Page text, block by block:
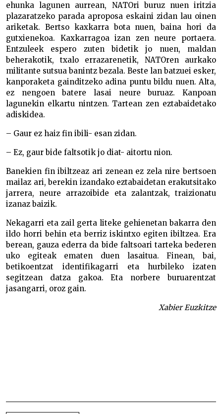
ehunka lagunen aurrean, NATOri buruz nuen iritzia
plazaratzeko parada aproposa eskaini zidan lau oinen
ariketak. Bertso kaxkarra bota nuen, baina hori da
gutxienekoa. Kaxkarragoa izan zen neure portaera.
Entzuleek espero zuten bidetik jo nuen, maldan
beherakotik, txalo errazarenetik, NATOren aurkako
militante sutsua banintz bezala. Beste lan batzuei esker,
kanporaketa gainditzeko adina puntu bildu nuen. Alta,
ez nengoen batere lasai neure buruaz. Kanpoan
lagunekin elkartu nintzen. Tartean zen eztabaidetako
adiskidea.
– Gaur ez haiz fin ibili- esan zidan.
– Ez, gaur bide faltsotik jo diat- aitortu nion.
Banekien fin ibiltzeaz ari zenean ez zela nire bertsoen
mailaz ari, berekin izandako eztabaidetan erakutsitako
jarrera, neure arrazoibide eta zalantzak, traizionatu
izanaz baizik.
Nekagarri eta zail gerta liteke gehienetan bakarra den
ildo horri behin eta berriz iskintxo egiten ibiltzea. Era
berean, gauza ederra da bide faltsoari tarteka bederen
uko egiteak ematen duen lasaitua. Finean, bai,
betikoentzat identifikagarri eta hurbileko izaten
segitzean datza gakoa. Eta norbere buruarentzat
jasangarri, oroz gain.
Xabier Euzkitze
BIDALKETETAN